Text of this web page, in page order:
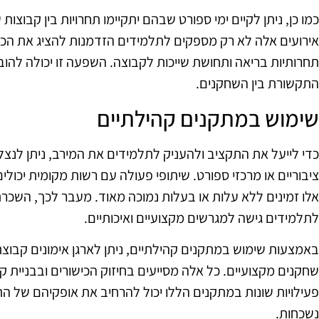
כמו כן, ניתן לקיים ימי ספורט שבהם יתקיימו תחרויות בין
אירועים אלה לא רק מספקים לתלמידים הזדמנות להציג את
תחרותיות בריאה ותחושת שייכות לקבוצה. השפעה זו יכולה
התקשורת בין השחקנים.
שימוש במתקנים קהילתיים
כדי לייעל את התקציב ולהעניק לתלמידים את המירב, ניתן
ציבוריים או מרכזי ספורט. שיתופי פעולה עם רשות מקומית
אלו זמינים ללא עלות או בעלות נמוכה מאוד. מעבר לכך,
לתלמידים גישה למגרשים מקצועיים ואיכותיים.
באמצעות שימוש במתקנים קהילתיים, ניתן לארגן אימונים
שחקנים מקצועיים. כל אלה מסייעים בחיזוק הכישורים
פעילויות שונות במתקנים הללו יכול להרחיב את אופקיהם של
נשכחות.